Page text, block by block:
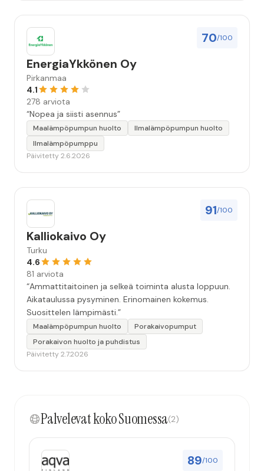
70/100
EnergiaYkkönen Oy
Pirkanmaa
4.1
278 arviota
“Nopea ja siisti asennus”
Maalämpöpumpun huolto
Ilmalämpöpumpun huolto
Ilmalämpöpumppu
Päivitetty 2.6.2026
91/100
Kalliokaivo Oy
Turku
4.6
81 arviota
“Ammattitaitoinen ja selkeä toiminta alusta loppuun.
Aikataulussa pysyminen. Erinomainen kokemus.
Suosittelen lämpimästi.”
Maalämpöpumpun huolto
Porakaivopumput
Porakaivon huolto ja puhdistus
Päivitetty 2.7.2026
Palvelevat koko Suomessa(2)
89/100